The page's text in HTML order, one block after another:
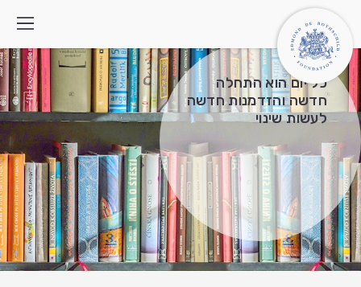
מי אנחנו
איך אנחנו פועלים
התוכניות
מה חדש
צרו קשר
כל יום הוא התחלה
חדשה והזדמנות חדשה
לעשות שינוי